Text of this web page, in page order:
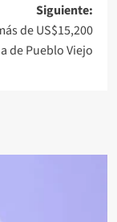
Siguiente:
de US$15,200
de Pueblo Viejo